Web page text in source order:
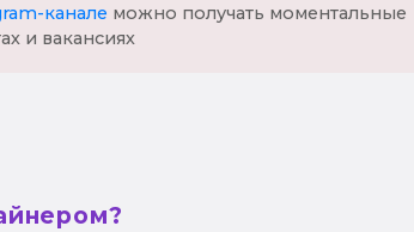
канале можно получать моментальные
и вакансиях